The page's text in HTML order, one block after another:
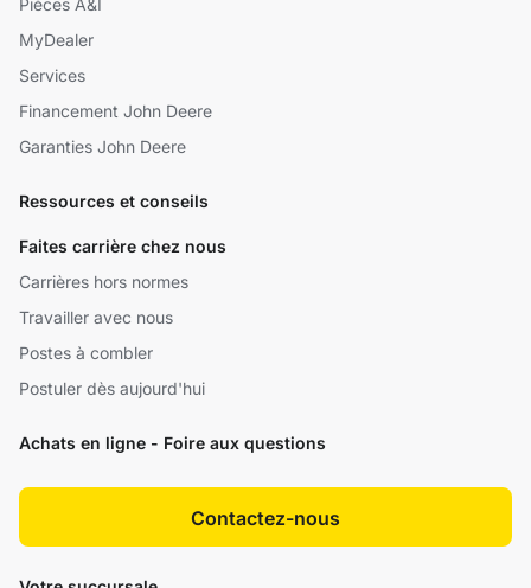
Pièces A&I
MyDealer
Services
Financement John Deere
Garanties John Deere
Ressources et conseils
Faites carrière chez nous
Carrières hors normes
Travailler avec nous
Postes à combler
Postuler dès aujourd'hui
Achats en ligne - Foire aux questions
Contactez-nous